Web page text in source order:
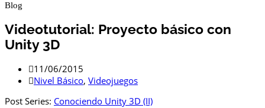
Blog
Videotutorial: Proyecto básico con
Unity 3D
11/06/2015
Nivel Básico, Videojuegos
Post Series: Conociendo Unity 3D (II)